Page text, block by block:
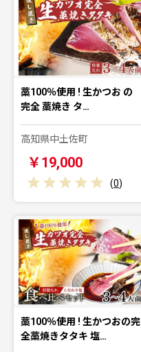
藁100％使用 ! 生かつお の
完全 藁焼き タ…
高知県中土佐町
￥19,000
(0)
藁100％使用 ! 生かつおの完
全藁焼きタタキ 塩…